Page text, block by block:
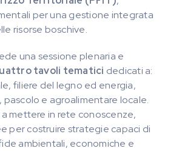
per una gestione integrata
risorse boschive.
una sessione plenaria e
tavoli tematici dedicati a:
filiere del legno ed energia,
pascolo e agroalimentare locale.
a mettere in rete conoscenze,
per costruire strategie capaci di
ambientali, economiche e